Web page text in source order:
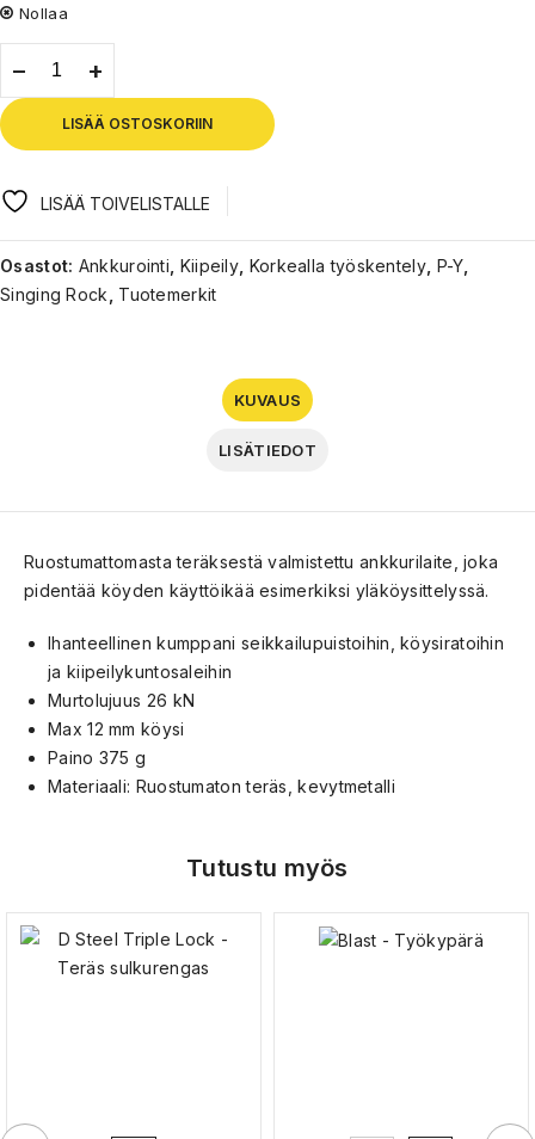
Nollaa
LISÄÄ OSTOSKORIIN
LISÄÄ TOIVELISTALLE
Osastot: Ankkurointi, Kiipeily, Korkealla työskentely, P-Y,
Singing Rock, Tuotemerkit
KUVAUS
LISÄTIEDOT
Ruostumattomasta teräksestä valmistettu ankkurilaite, joka
pidentää köyden käyttöikää esimerkiksi yläköysittelyssä.
Ihanteellinen kumppani seikkailupuistoihin, köysiratoihin
ja kiipeilykuntosaleihin
Murtolujuus 26 kN
Max 12 mm köysi
Paino 375 g
Materiaali: Ruostumaton teräs, kevytmetalli
Tutustu myös